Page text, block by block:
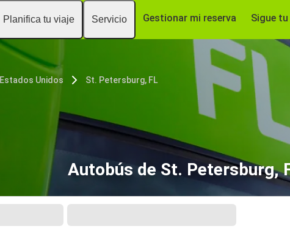
Planifica tu viaje Servicio Gestionar mi reserva Sigue
Estados Unidos St. Petersburg, FL
Autobús de St. Petersburg,